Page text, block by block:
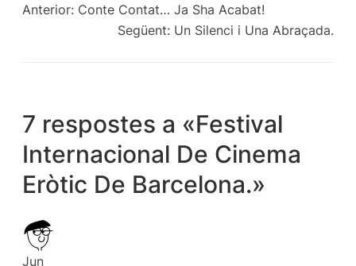
Anterior: Conte Contat… Ja Sha Acabat!
Següent: Un Silenci i Una Abraçada.
7 respostes a «Festival
Internacional De Cinema
Eròtic De Barcelona.»
Jun